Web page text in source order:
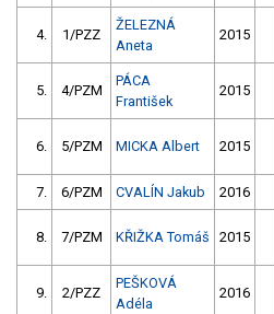
4. 1/PZZ
ŽELEZNÁ
Aneta
2015
5. 4/PZM
PÁCA
František
2015
6. 5/PZM MICKA Albert 2015
7. 6/PZM CVALÍN Jakub 2016
8. 7/PZM KŘIŽKA Tomáš 2015
9. 2/PZZ
PEŠKOVÁ
Adéla
2016